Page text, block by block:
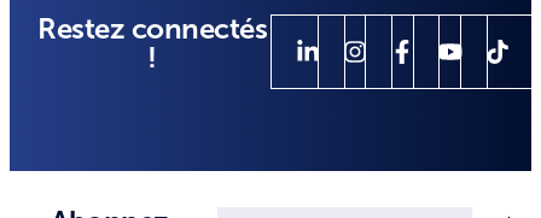
Restez connectés
!